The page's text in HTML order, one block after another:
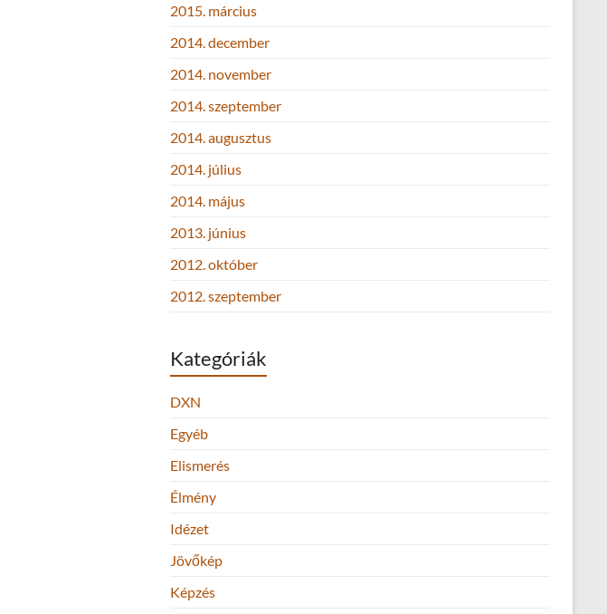
2015. március
2014. december
2014. november
2014. szeptember
2014. augusztus
2014. július
2014. május
2013. június
2012. október
2012. szeptember
Kategóriák
DXN
Egyéb
Elismerés
Élmény
Idézet
Jövőkép
Képzés